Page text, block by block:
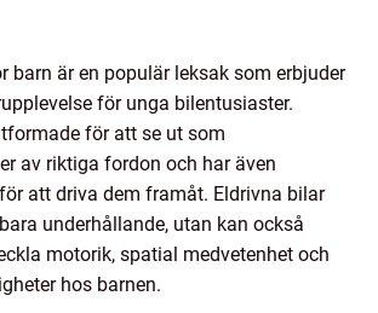
barn är en populär leksak som erbjuder
för unga bilentusiaster.
för att se ut som
av riktiga fordon och har även
att driva dem framåt. Eldrivna bilar
underhållande, utan kan också
motorik, spatial medvetenhet och
hos barnen.